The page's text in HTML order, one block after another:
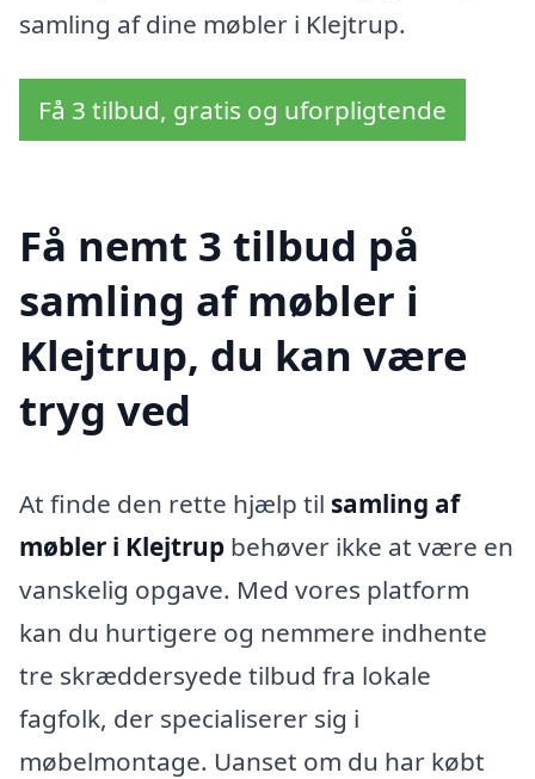
samling af dine møbler i Klejtrup.
Få 3 tilbud, gratis og uforpligtende
Få nemt 3 tilbud på
samling af møbler i
Klejtrup, du kan være
tryg ved
At finde den rette hjælp til samling af
møbler i Klejtrup behøver ikke at være en
vanskelig opgave. Med vores platform
kan du hurtigere og nemmere indhente
tre skræddersyede tilbud fra lokale
fagfolk, der specialiserer sig i
møbelmontage. Uanset om du har købt